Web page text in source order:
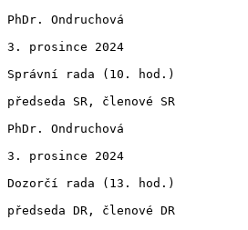
PhDr. Ondruchová
3. prosince 2024
Správní rada (10. hod.)
předseda SR, členové SR
PhDr. Ondruchová
3. prosince 2024
Dozorčí rada (13. hod.)
předseda DR, členové DR